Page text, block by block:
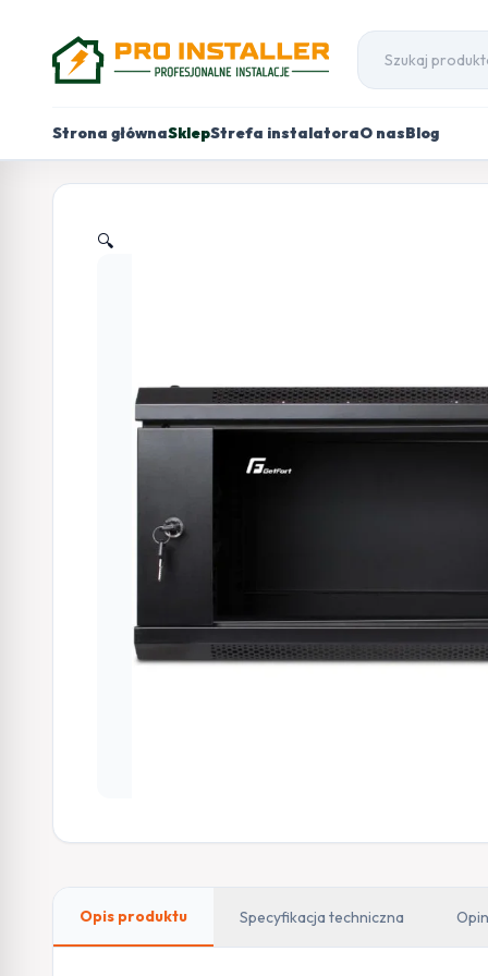
Strona głównaSklepStrefa instalatoraO nasBlog
🔍
Opis produktu Specyfikacja techniczna